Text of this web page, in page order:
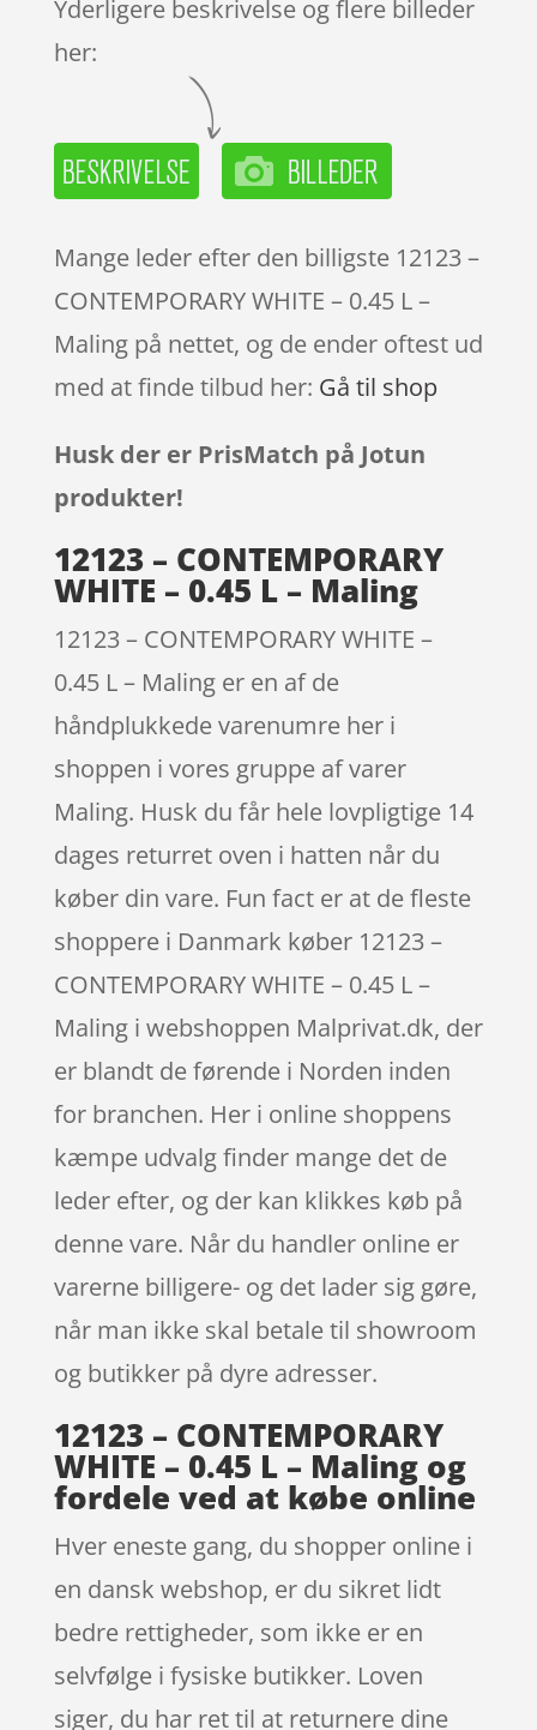
Yderligere beskrivelse og flere billeder
her:
Mange leder efter den billigste 12123 –
CONTEMPORARY WHITE – 0.45 L –
Maling på nettet, og de ender oftest ud
med at finde tilbud her: Gå til shop
Husk der er PrisMatch på Jotun
produkter!
12123 – CONTEMPORARY
WHITE – 0.45 L – Maling
12123 – CONTEMPORARY WHITE –
0.45 L – Maling er en af de
håndplukkede varenumre her i
shoppen i vores gruppe af varer
Maling. Husk du får hele lovpligtige 14
dages returret oven i hatten når du
køber din vare. Fun fact er at de fleste
shoppere i Danmark køber 12123 –
CONTEMPORARY WHITE – 0.45 L –
Maling i webshoppen Malprivat.dk, der
er blandt de førende i Norden inden
for branchen. Her i online shoppens
kæmpe udvalg finder mange det de
leder efter, og der kan klikkes køb på
denne vare. Når du handler online er
varerne billigere- og det lader sig gøre,
når man ikke skal betale til showroom
og butikker på dyre adresser.
12123 – CONTEMPORARY
WHITE – 0.45 L – Maling og
fordele ved at købe online
Hver eneste gang, du shopper online i
en dansk webshop, er du sikret lidt
bedre rettigheder, som ikke er en
selvfølge i fysiske butikker. Loven
siger, du har ret til at returnere dine